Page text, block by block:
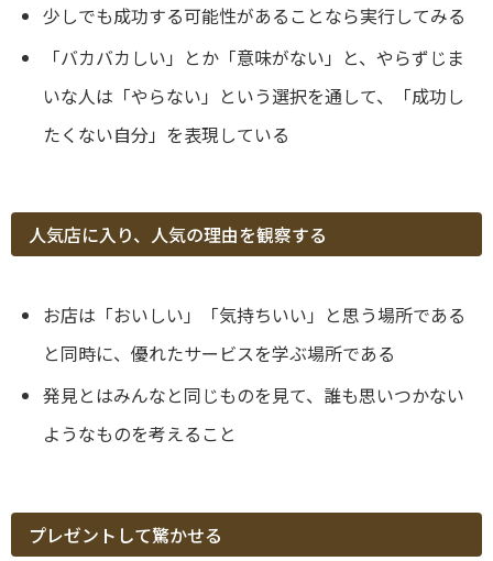
少しでも成功する可能性があることなら実行してみる
「バカバカしい」とか「意味がない」と、やらずじま
いな人は「やらない」という選択を通して、「成功し
たくない自分」を表現している
人気店に入り、人気の理由を観察する
お店は「おいしい」「気持ちいい」と思う場所である
と同時に、優れたサービスを学ぶ場所である
発見とはみんなと同じものを見て、誰も思いつかない
ようなものを考えること
プレゼントして驚かせる